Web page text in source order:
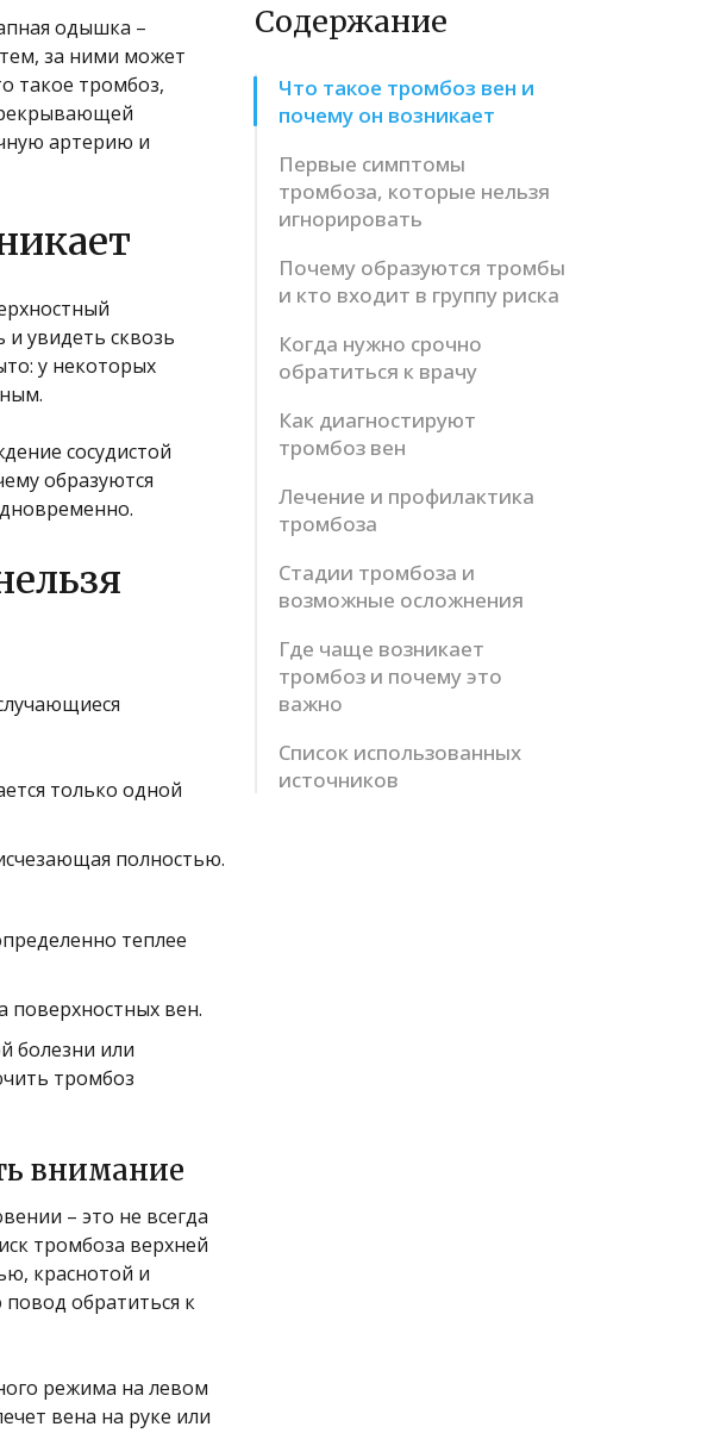
одышка –
за ними может
такое тромбоз,
артерию и
увидеть сквозь
у некоторых
сосудистой
образуются
только одной
полностью.
теплее
вен.
болезни или
тромбоз
внимание
– это не всегда
тромбоза верхней
краснотой и
обратиться к
режима на левом
вена на руке или
Содержание
Что такое тромбоз вен и
почему он возникает
Первые симптомы
тромбоза, которые нельзя
игнорировать
Почему образуются тромбы
и кто входит в группу риска
Когда нужно срочно
обратиться к врачу
Как диагностируют
тромбоз вен
Лечение и профилактика
тромбоза
Стадии тромбоза и
возможные осложнения
Где чаще возникает
тромбоз и почему это
важно
Список использованных
источников